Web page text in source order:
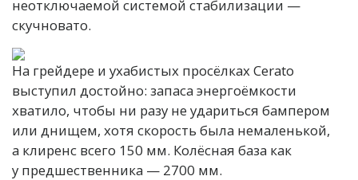
неотключаемой системой стабилизации —
скучновато.
На грейдере и ухабистых просёлках Cerato
выступил достойно: запаса энергоёмкости
хватило, чтобы ни разу не удариться бампером
или днищем, хотя скорость была немаленькой,
а клиренс всего 150 мм. Колёсная база как
у предшественника — 2700 мм.